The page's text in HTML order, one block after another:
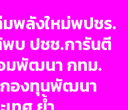
พลังใหม่พปชร.
บ ปชช.การันตี
มพัฒนา กทม.
องทุนพัฒนา